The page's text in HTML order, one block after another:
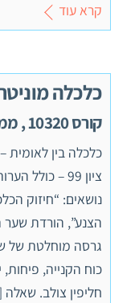
קרא עוד
כלכלה
קורס 10320 , ממ"ן 13 , ציון 99
נושאים: “חיזוק
הצנע”, הורדת
גרסה מוחלטת של
כוח הקנייה,
חליפין צולב.